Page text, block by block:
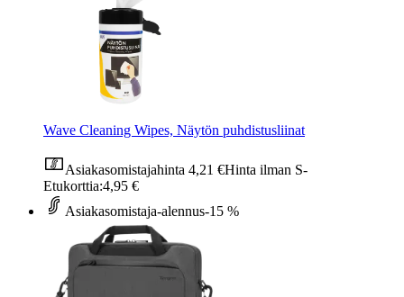
Wave Cleaning Wipes, Näytön puhdistusliinat
Asiakasomistajahinta 4,21 €Hinta ilman S-
Etukorttia:4,95 €
Asiakasomistaja-alennus-15 %